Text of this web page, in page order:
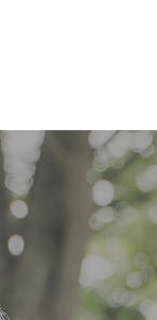
へ
ス
キ
ッ
プ
ョ
ン
に
移
動